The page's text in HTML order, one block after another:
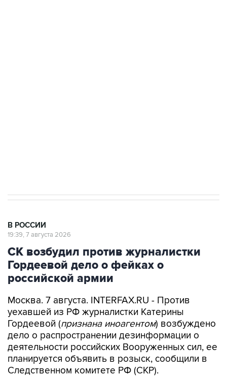
В РОССИИ
19:39, 7 августа 2026
СК возбудил против журналистки
Гордеевой дело о фейках о
российской армии
Москва. 7 августа. INTERFAX.RU - Против
уехавшей из РФ журналистки Катерины
Гордеевой (признана иноагентом) возбуждено
дело о распространении дезинформации о
деятельности российских Вооруженных сил, ее
планируется объявить в розыск, сообщили в
Следственном комитете РФ (СКР).